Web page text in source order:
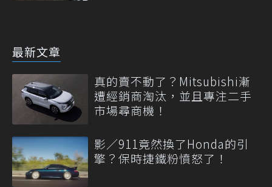
最新文章
真的賣不動了？Mitsubishi漸
遭經銷商淘汰，並且專注二手
市場尋商機！
影／911竟然換了Honda的引
擎？保時捷鐵粉憤怒了！